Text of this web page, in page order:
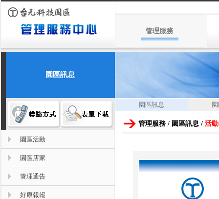
管理服務
園區訊息
園區活動
園區店家
管理通告
好康報報
園區訊息
管理服務 / 園區訊息 / 活